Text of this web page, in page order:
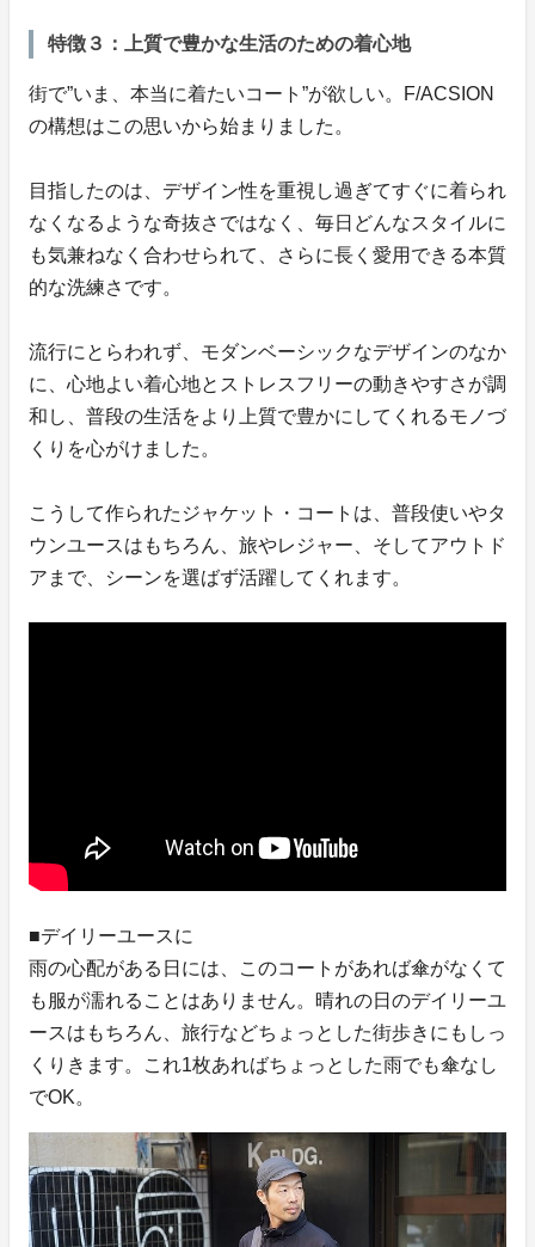
特徴３：上質で豊かな生活のための着心地
街で”いま、本当に着たいコート”が欲しい。F/ACSION
の構想はこの思いから始まりました。
目指したのは、デザイン性を重視し過ぎてすぐに着られ
なくなるような奇抜さではなく、毎日どんなスタイルに
も気兼ねなく合わせられて、さらに長く愛用できる本質
的な洗練さです。
流行にとらわれず、モダンベーシックなデザインのなか
に、心地よい着心地とストレスフリーの動きやすさが調
和し、普段の生活をより上質で豊かにしてくれるモノづ
くりを心がけました。
こうして作られたジャケット・コートは、普段使いやタ
ウンユースはもちろん、旅やレジャー、そしてアウトド
アまで、シーンを選ばず活躍してくれます。
■デイリーユースに
雨の心配がある日には、このコートがあれば傘がなくて
も服が濡れることはありません。晴れの日のデイリーユ
ースはもちろん、旅行などちょっとした街歩きにもしっ
くりきます。これ1枚あればちょっとした雨でも傘なし
でOK。